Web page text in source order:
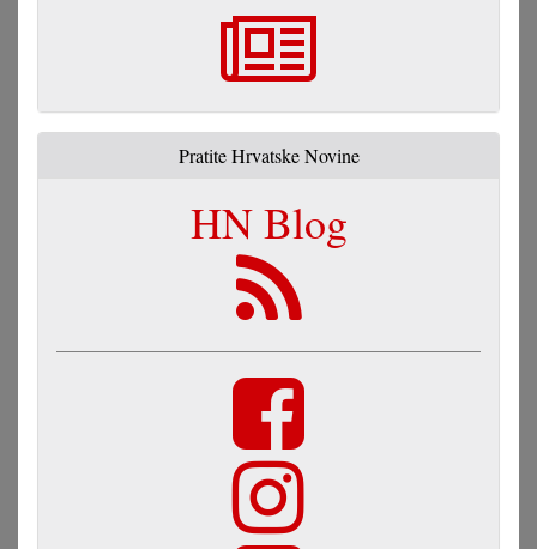
Pratite Hrvatske Novine
HN Blog